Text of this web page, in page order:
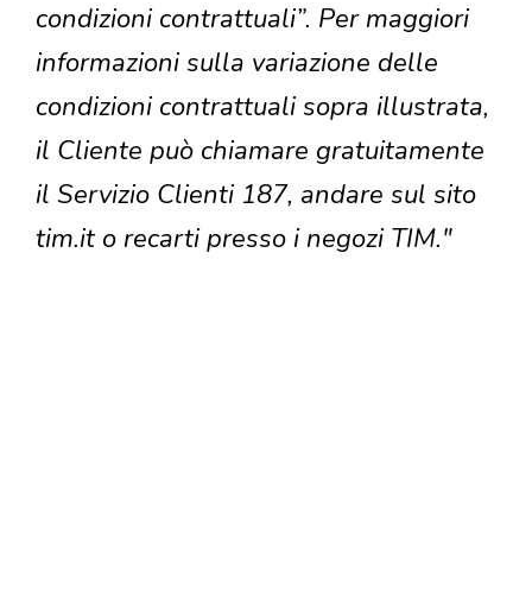
condizioni contrattuali”. Per maggiori
informazioni sulla variazione delle
condizioni contrattuali sopra illustrata,
il Cliente può chiamare gratuitamente
il Servizio Clienti 187, andare sul sito
tim.it o recarti presso i negozi TIM."